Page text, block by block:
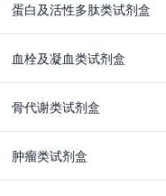
蛋白及活性多肽类试剂盒
血栓及凝血类试剂盒
骨代谢类试剂盒
肿瘤类试剂盒